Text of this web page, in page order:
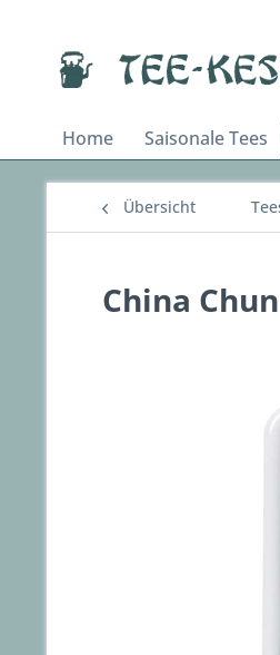
Home Saisonale Tees
Übersicht
China